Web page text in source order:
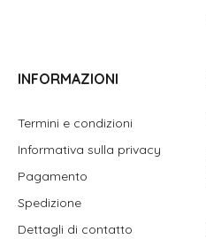
INFORMAZIONI
Termini e condizioni
Informativa sulla privacy
Pagamento
Spedizione
Dettagli di contatto